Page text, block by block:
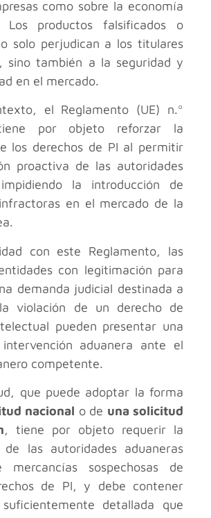
como sobre la economía
Los productos falsificados o
solo perjudican a los titulares
sino también a la seguridad y
en el mercado.
el Reglamento (UE) n.º
por objeto reforzar la
los derechos de PI al permitir
proactiva de las autoridades
la introducción de
en el mercado de la
con este Reglamento, las
con legitimación para
demanda judicial destinada a
violación de un derecho de
pueden presentar una
aduanera ante el
competente.
que puede adoptar la forma
nacional o de una solicitud
, tiene por objeto requerir la
de las autoridades aduaneras
mercancías sospechosas de
de PI, y debe contener
detallada que